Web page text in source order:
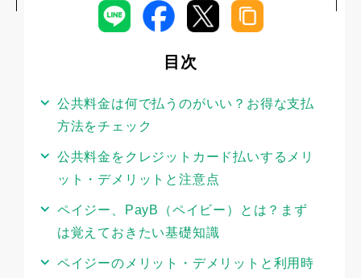
また、電気の場合は最終的には送電を停止されること
も。そうしたことにならないためにも公共料金は簡単
支払いとして使う場合、「最もお得なのはどの方法
か」「どんなメリットがあるのか」など、意外に知ら
ない人も多いです。
に、それぞれのメリット・デメリットについて解説し
ます。注意点も併せてご紹介しますので、ぜひ参考に
してください。
目次
公共料金は何で払うのがいい？お得な支払
方法をチェック
公共料金をクレジットカード払いするメリ
ット・デメリットと注意点
ペイジー、PayB（ペイビー）とは？まず
は覚えておきたい基礎知識
ペイジーのメリット・デメリットと利用時